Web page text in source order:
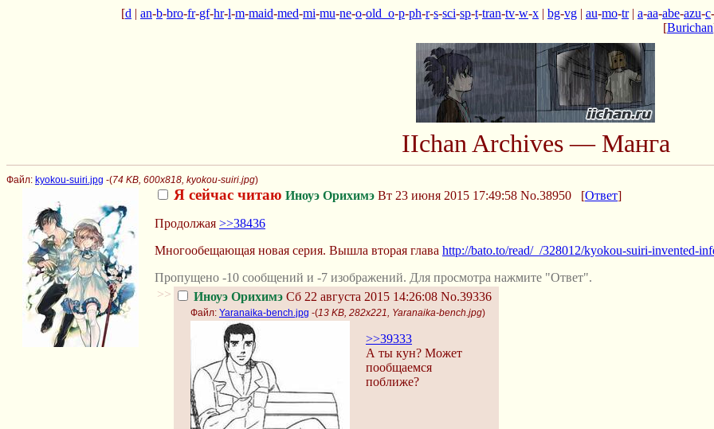
[d | an-b-bro-fr-gf-hr-l-m-maid-med-mi-mu-ne-o-old_o-p-ph-r-s-sci-sp-t-tran-tv-w-x | bg-vg | au-mo-tr| a-aa-abe-azu-c-
[Burichan
IIchan Archives — Манга
Файл: kyokou-suiri.jpg -(74 KB, 600x818, kyokou-suiri.jpg)
Я сейчас читаю Иноуэ Орихимэ Вт 23 июня 2015 17:49:58 No.38950 [Ответ]
Продолжая >>38436
Многообещающая новая серия. Вышла вторая глава http://bato.to/read/_/328012/kyokou-suiri-invented-
Пропущено -10 сообщений и -7 изображений. Для просмотра нажмите "Ответ".
>>
Иноуэ Орихимэ Сб 22 августа 2015 14:26:08 No.39336
Файл: Yaranaika-bench.jpg -(13 KB, 282x221, Yaranaika-bench.jpg)
>>39333
А ты кун? Может
пообщаемся
поближе?